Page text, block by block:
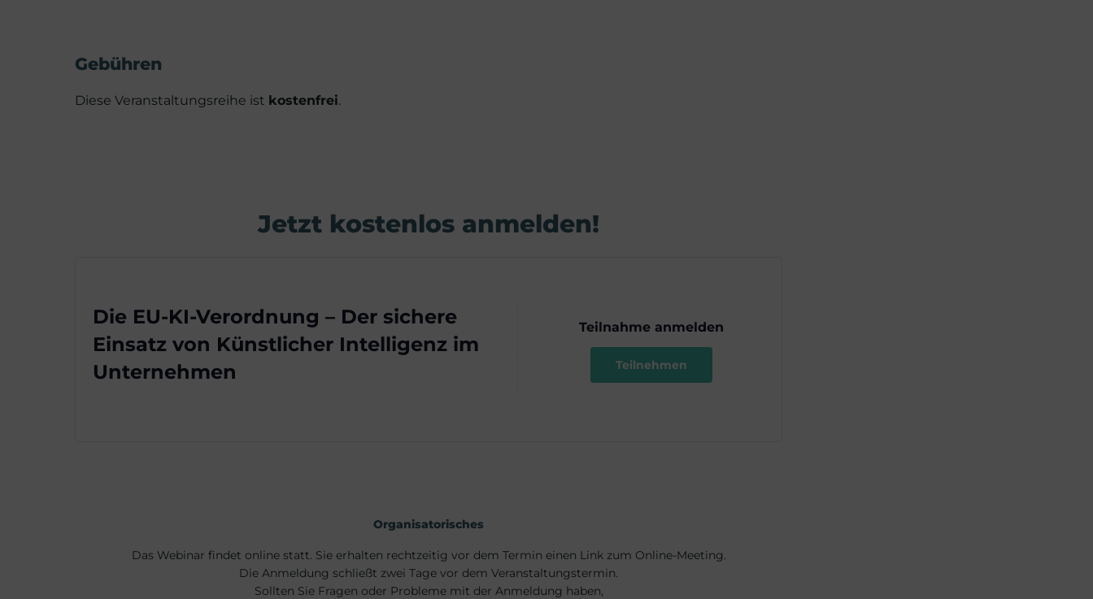
Gebühren
Diese Veranstaltungsreihe ist kostenfrei.
Jetzt kostenlos anmelden!
Die EU-KI-Verordnung – Der sichere
Einsatz von Künstlicher Intelligenz im
Unternehmen
Teilnahme anmelden
Teilnehmen
Organisatorisches
Das Webinar findet online statt. Sie erhalten rechtzeitig vor dem Termin einen Link zum Online-Meeting.
Die Anmeldung schließt zwei Tage vor dem Veranstaltungstermin.
Sollten Sie Fragen oder Probleme mit der Anmeldung haben,